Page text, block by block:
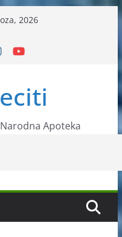
2026
prirodnim metodama
Apoteka